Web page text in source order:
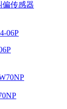
偏传感器